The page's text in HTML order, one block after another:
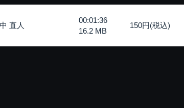
直人
00:01:36
16.2 MB
150円(税込)